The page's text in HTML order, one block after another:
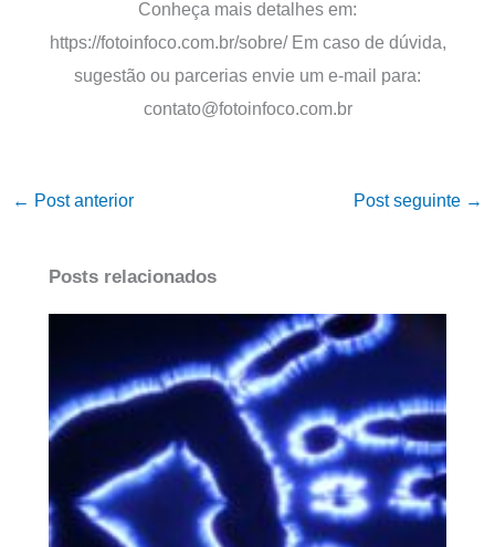
Conheça mais detalhes em:
https://fotoinfoco.com.br/sobre/ Em caso de dúvida,
sugestão ou parcerias envie um e-mail para:
contato@fotoinfoco.com.br
← Post anterior Post seguinte →
Posts relacionados